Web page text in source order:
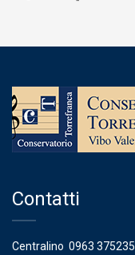
Contatti
Centralino 0963 375235